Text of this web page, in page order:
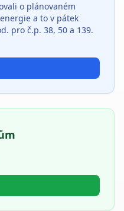
o plánovaném
a to v pátek
pro č.p. 38, 50 a 139.